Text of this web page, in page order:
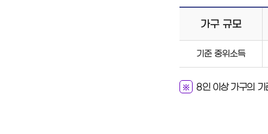
가구 규모
기준 중위소득
8인 이상 가구의 기